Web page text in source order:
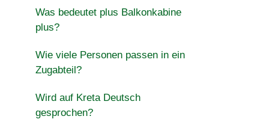
Was bedeutet plus Balkonkabine
plus?
Wie viele Personen passen in ein
Zugabteil?
Wird auf Kreta Deutsch
gesprochen?